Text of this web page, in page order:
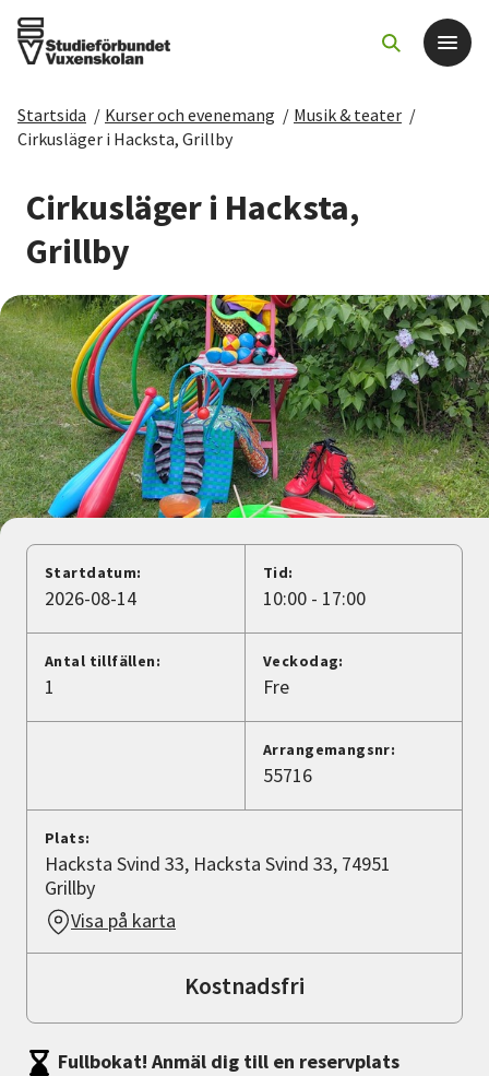
Det här gör vi
För dig som
Sök kurser och evenemang
Om SV
Starta studiecirkel
Cirkelledare
Nyheter
Avdelningar
Lyssna
Startsida / Kurser och evenemang / Musik & teater /
Cirkusläger i Hacksta, Grillby
Cirkusläger i Hacksta,
Grillby
Startdatum:
2026-08-14
Tid:
10:00 - 17:00
Antal tillfällen:
1
Veckodag:
Fre
Arrangemangsnr:
55716
Plats:
Hacksta Svind 33, Hacksta Svind 33, 74951
Grillby
Visa på karta
Kostnadsfri
Fullbokat! Anmäl dig till en reservplats